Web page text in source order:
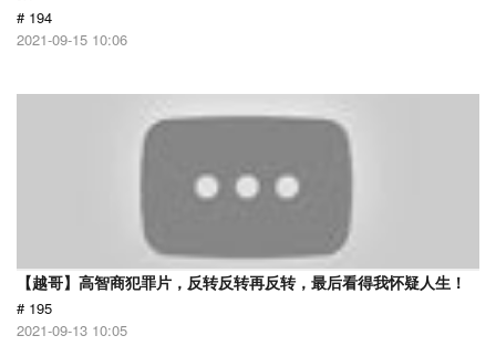
# 194
2021-09-15 10:06
【越哥】高智商犯罪片，反转反转再反转，最后看得我怀疑人生！
# 195
2021-09-13 10:05